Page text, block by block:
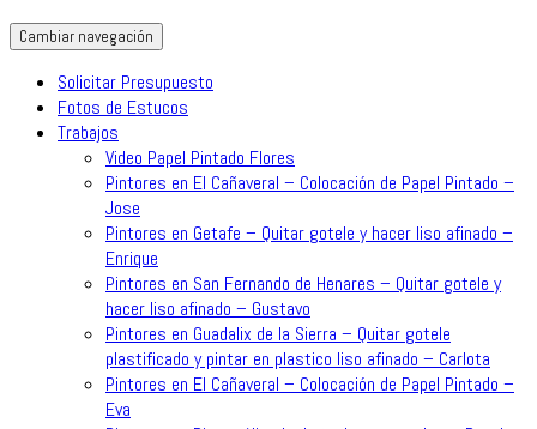
Cambiar navegación
Solicitar Presupuesto
Fotos de Estucos
Trabajos
Video Papel Pintado Flores
Pintores en El Cañaveral – Colocación de Papel Pintado –
Jose
Pintores en Getafe – Quitar gotele y hacer liso afinado –
Enrique
Pintores en San Fernando de Henares – Quitar gotele y
hacer liso afinado – Gustavo
Pintores en Guadalix de la Sierra – Quitar gotele
plastificado y pintar en plastico liso afinado – Carlota
Pintores en El Cañaveral – Colocación de Papel Pintado –
Eva